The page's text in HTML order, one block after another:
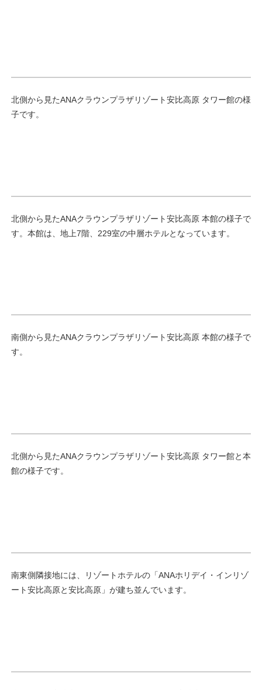
北側から見たANAクラウンプラザリゾート安比高原 タワー館の様
子です。
北側から見たANAクラウンプラザリゾート安比高原 本館の様子で
す。本館は、地上7階、229室の中層ホテルとなっています。
南側から見たANAクラウンプラザリゾート安比高原 本館の様子で
す。
北側から見たANAクラウンプラザリゾート安比高原 タワー館と本
館の様子です。
南東側隣接地には、リゾートホテルの「ANAホリデイ・インリゾ
ート安比高原と安比高原」が建ち並んでいます。